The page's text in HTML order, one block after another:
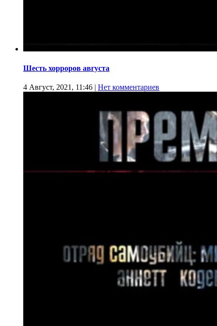
Шесть хорроров августа
4 Август, 2021, 11:46 | Нет комментариев